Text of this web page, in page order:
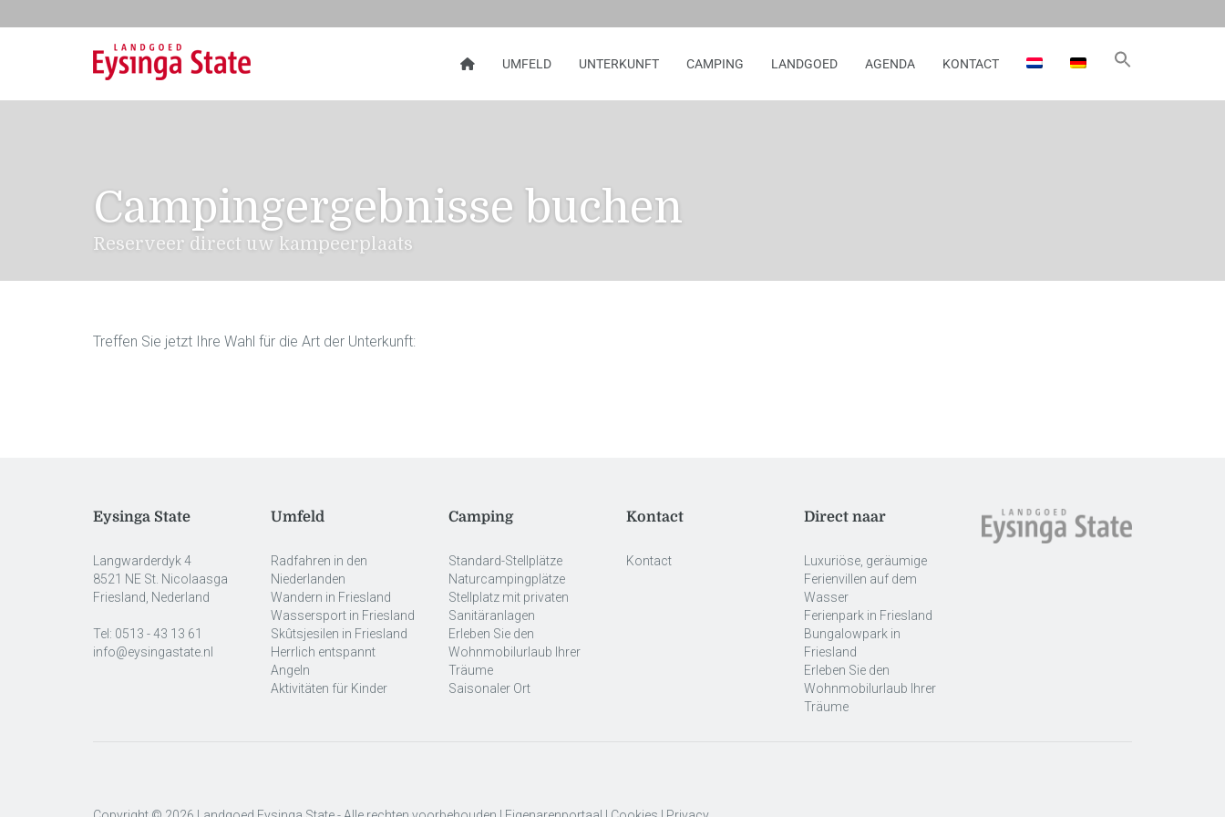
UMFELD UNTERKUNFT CAMPING LANDGOED AGENDA KONTACT
Campingergebnisse buchen
Reserveer direct uw kampeerplaats
Treffen Sie jetzt Ihre Wahl für die Art der Unterkunft:
Eysinga State
Langwarderdyk 4
8521 NE St. Nicolaasga
Friesland, Nederland
Tel: 0513 - 43 13 61
info@eysingastate.nl
Umfeld
Radfahren in den
Niederlanden
Wandern in Friesland
Wassersport in Friesland
Skûtsjesilen in Friesland
Herrlich entspannt
Angeln
Aktivitäten für Kinder
Camping
Standard-Stellplätze
Naturcampingplätze
Stellplatz mit privaten
Sanitäranlagen
Erleben Sie den
Wohnmobilurlaub Ihrer
Träume
Saisonaler Ort
Kontact
Kontact
Direct naar
Luxuriöse, geräumige
Ferienvillen auf dem
Wasser
Ferienpark in Friesland
Bungalowpark in
Friesland
Erleben Sie den
Wohnmobilurlaub Ihrer
Träume